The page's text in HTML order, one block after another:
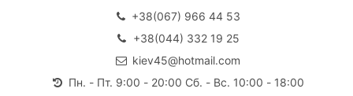
+38(067) 966 44 53
+38(044) 332 19 25
kiev45@hotmail.com
Пн. - Пт. 9:00 - 20:00 Сб. - Вс. 10:00 - 18:00